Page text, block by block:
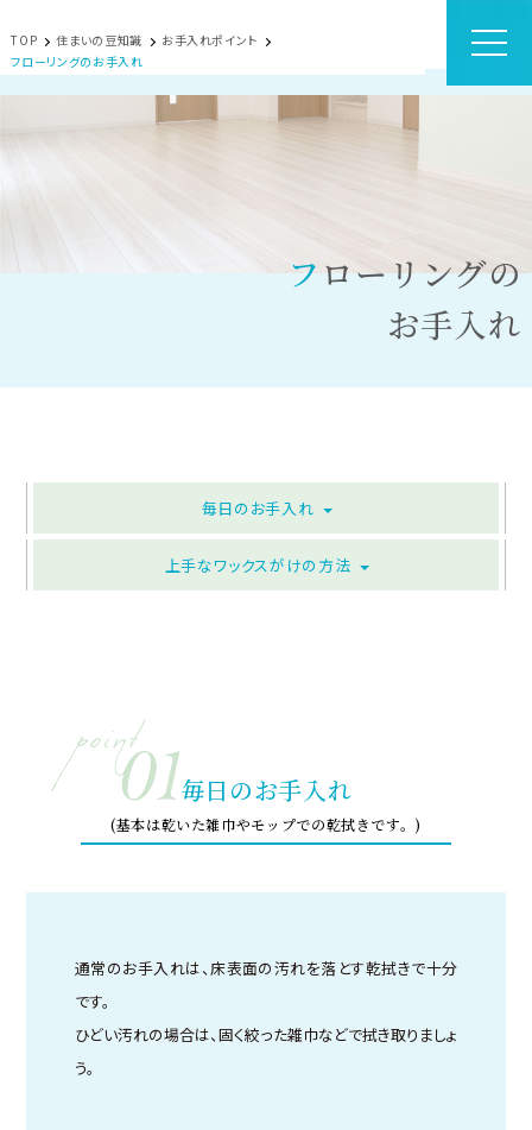
フローリングの
お手入れ
TOP 住まいの豆知識
お手入れポイント
フローリングのお手入れ
毎日のお手入れ
上手なワックスがけの方法
毎日のお手入れ
(基本は乾いた雑巾やモップでの乾拭きです。)
通常のお手入れは、床表面の汚れを落とす乾拭きで十分
です。
ひどい汚れの場合は、固く絞った雑巾などで拭き取りましょ
う。